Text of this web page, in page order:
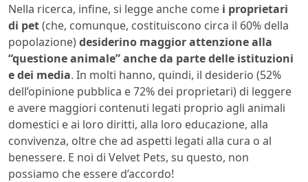
Nella ricerca, infine, si legge anche come i proprietari
di pet(che, comunque, costituiscono circa il 60% della
popolazione)desiderino maggior attenzione alla
“questione animale” anche da parte delle istituzioni
e dei media. In molti hanno, quindi, il desiderio (52%
dell’opinione pubblica e 72% dei proprietari) di leggere
e avere maggiori contenuti legati proprio agli animali
domestici e ai loro diritti, alla loro educazione, alla
convivenza, oltre che ad aspetti legati alla cura o al
benessere. E noi di Velvet Pets, su questo, non
possiamo che essere d’accordo!